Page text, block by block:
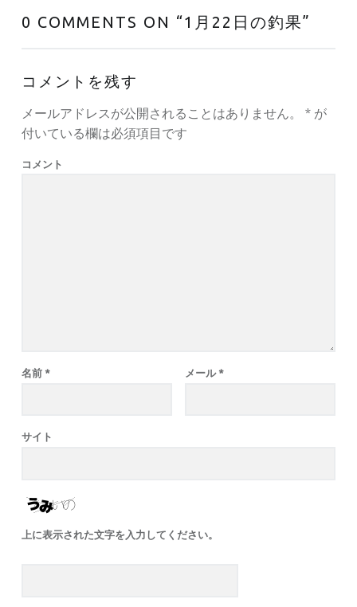
0 COMMENTS ON “1月22日の釣果”
コメントを残す
メールアドレスが公開されることはありません。 *が
付いている欄は必須項目です
コメント
名前 * メール *
サイト
上に表示された文字を入力してください。